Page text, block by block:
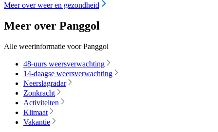
Meer over weer en gezondheid
Meer over Panggol
Alle weerinformatie voor Panggol
48-uurs weersverwachting
14-daagse weersverwachting
Neerslagradar
Zonkracht
Activiteiten
Klimaat
Vakantie